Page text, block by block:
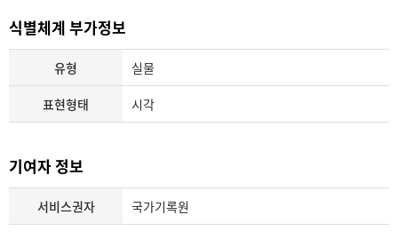
식별체계 부가정보
유형 실물
표현형태 시각
기여자 정보
서비스권자 국가기록원